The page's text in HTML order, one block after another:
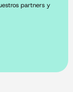
partners y